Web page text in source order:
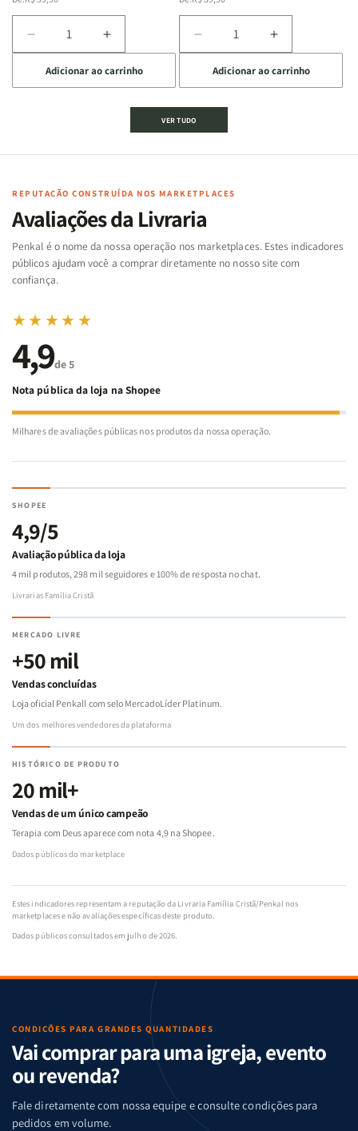
Diminuir
a
quantidade
de
Cartas
Famílias
Bíblia
-
Penkal
Aumentar
a
quantidade
de
Jogo
Cartas
Famílias
da
Bíblia
-
Penkal
Adicionar ao carrinho
Diminuir
a
quantidade
de
Jogo
|
de
Aumentar
a
quantidade
de
|
Adicionar ao carrinho
VER TUDO
REPUTAÇÃO CONSTRUÍDA NOS MARKETPLACES
Avaliações da Livraria
Penkal é o nome da nossa operação nos marketplaces. Estes indicadores
públicos ajudam você a comprar diretamente no nosso site com
confiança.
★★★★★
4,9de 5
Nota pública da loja na Shopee
Milhares de avaliações públicas nos produtos da nossa operação.
SHOPEE
4,9/5
Avaliação pública da loja
4 mil produtos, 298 mil seguidores e 100% de resposta no chat.
Livrarias Família Cristã
MERCADO LIVRE
+50 mil
Vendas concluídas
Loja oficial Penkall com selo MercadoLíder Platinum.
Um dos melhores vendedores da plataforma
HISTÓRICO DE PRODUTO
20 mil+
Vendas de um único campeão
Terapia com Deus aparece com nota 4,9 na Shopee.
Dados públicos do marketplace
Estes indicadores representam a reputação da Livraria Família Cristã/Penkal nos
marketplaces e não avaliações específicas deste produto.
Dados públicos consultados em julho de 2026.
CONDIÇÕES PARA GRANDES QUANTIDADES
Vai comprar para uma igreja, evento
ou revenda?
Fale diretamente com nossa equipe e consulte condições para
pedidos em volume.